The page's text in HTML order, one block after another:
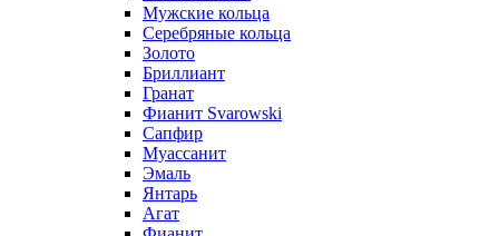
Мужские кольца
Серебряные кольца
Золото
Бриллиант
Гранат
Фианит Svarowski
Сапфир
Муассанит
Эмаль
Янтарь
Агат